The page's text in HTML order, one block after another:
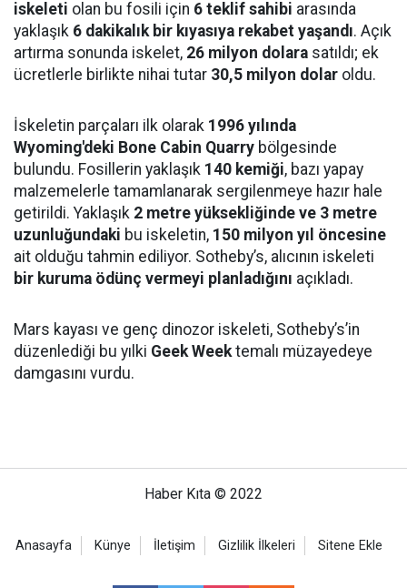
iskeleti olan bu fosili için 6 teklif sahibi arasında
yaklaşık 6 dakikalık bir kıyasıya rekabet yaşandı. Açık
artırma sonunda iskelet, 26 milyon dolara satıldı; ek
ücretlerle birlikte nihai tutar 30,5 milyon dolar oldu.
İskeletin parçaları ilk olarak 1996 yılında
Wyoming'deki Bone Cabin Quarry bölgesinde
bulundu. Fosillerin yaklaşık 140 kemiği, bazı yapay
malzemelerle tamamlanarak sergilenmeye hazır hale
getirildi. Yaklaşık 2 metre yüksekliğinde ve 3 metre
uzunluğundaki bu iskeletin, 150 milyon yıl öncesine
ait olduğu tahmin ediliyor. Sotheby’s, alıcının iskeleti
bir kuruma ödünç vermeyi planladığını açıkladı.
Mars kayası ve genç dinozor iskeleti, Sotheby’s’in
düzenlediği bu yılki Geek Weektemalı müzayedeye
damgasını vurdu.
Haber Kıta © 2022
Anasayfa Künye İletişim Gizlilik İlkeleri Sitene Ekle